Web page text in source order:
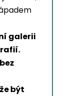
galerii
bez
být